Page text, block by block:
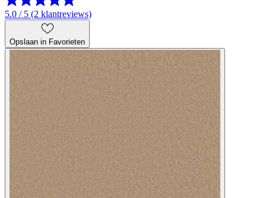
5.0 / 5 (2 klantreviews)
Opslaan in Favorieten